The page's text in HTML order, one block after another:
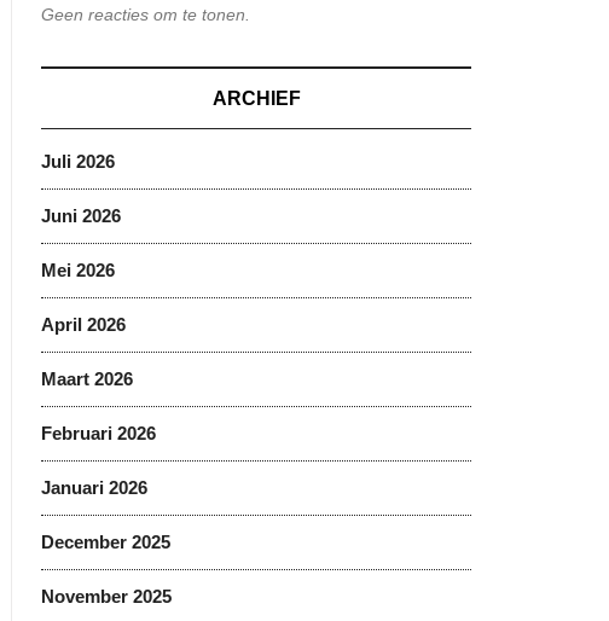
Geen reacties om te tonen.
ARCHIEF
Juli 2026
Juni 2026
Mei 2026
April 2026
Maart 2026
Februari 2026
Januari 2026
December 2025
November 2025